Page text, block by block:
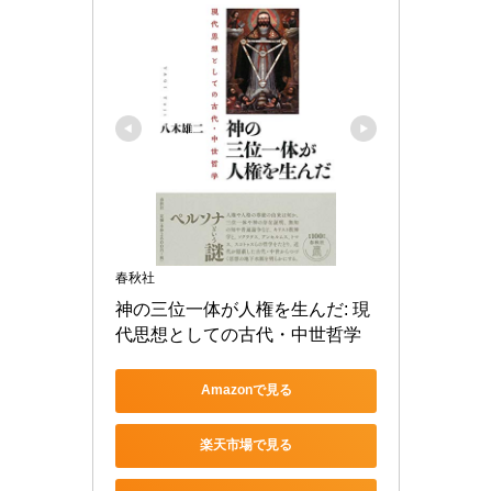
春秋社
神の三位一体が人権を生んだ: 現
代思想としての古代・中世哲学
Amazonで見る
楽天市場で見る